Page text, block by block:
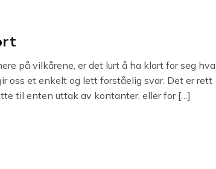
på vilkårene, er det lurt å ha klart for seg hva
oss et enkelt og lett forståelig svar. Det er rett
til enten uttak av kontanter, eller for […]